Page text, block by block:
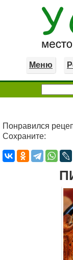
Меню
Понравился
Сохраните: